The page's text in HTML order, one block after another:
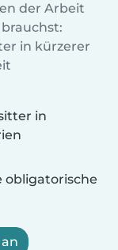
der Arbeit
in kürzerer
in
obligatorische